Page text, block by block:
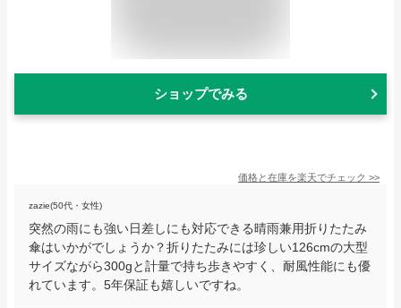
ショップでみる
価格と在庫を楽天でチェック >>
zazie(50代・女性)
突然の雨にも強い日差しにも対応できる晴雨兼用折りたたみ
傘はいかがでしょうか？折りたたみには珍しい126cmの大型
サイズながら300gと計量で持ち歩きやすく、耐風性能にも優
れています。5年保証も嬉しいですね。